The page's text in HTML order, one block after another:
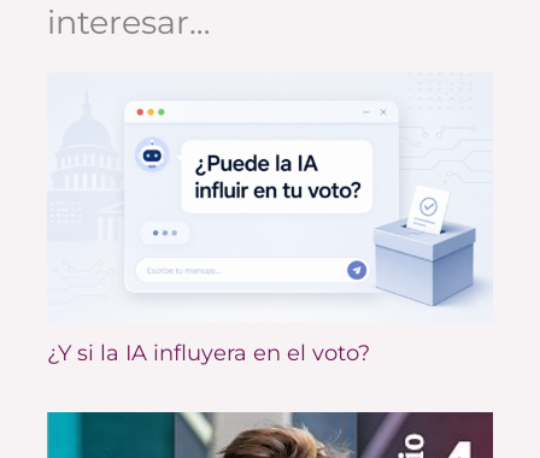
interesar…
¿Y si la IA influyera en el voto?